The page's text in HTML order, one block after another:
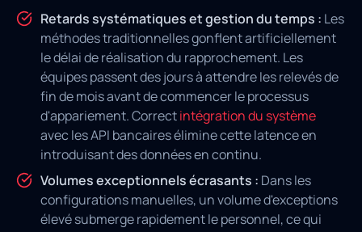
Retards systématiques et gestion du temps : Les
méthodes traditionnelles gonflent artificiellement
le délai de réalisation du rapprochement. Les
équipes passent des jours à attendre les relevés de
fin de mois avant de commencer le processus
d'appariement. Correctintégration du système
avec les API bancaires élimine cette latence en
introduisant des données en continu.
Volumes exceptionnels écrasants : Dans les
configurations manuelles, un volume d'exceptions
élevé submerge rapidement le personnel, ce qui